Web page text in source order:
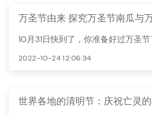
10月31日快到了，你准备好过万圣节
2022-10-24 12:06:34